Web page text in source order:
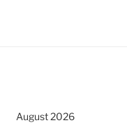
August 2026